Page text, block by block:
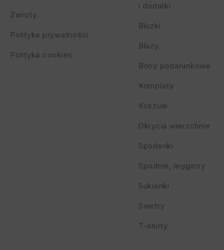
i dodatki
Bluzki
Bluzy
Bony podarunkowe
Komplety
Koszule
Okrycia wierzchnie
Spodenki
Spodnie, legginsy
Sukienki
Swetry
T-shirty
Zwroty
Polityka prywatności
Polityka cookies